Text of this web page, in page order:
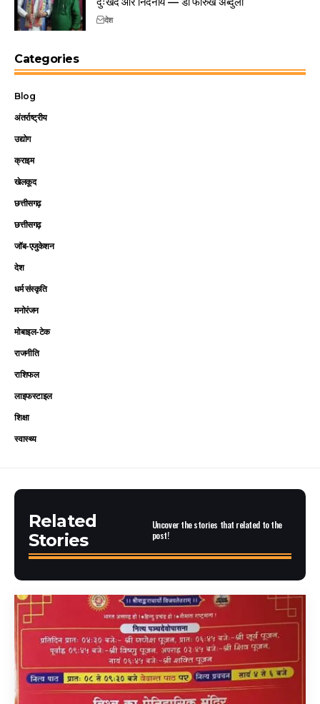
देश
Categories
Blog
अंतर्राष्ट्रीय
उद्योग
क्राइम
खेलकूद
छत्तीसगढ़
छत्तीसगढ़
जॉब-एजुकेशन
देश
धर्म संस्कृति
मनोरंजन
मोबाइल-टेक
राजनीति
राशिफल
लाइफस्टाइल
शिक्षा
स्वास्थ्य
Related
Stories
Uncover the stories that related to the
post!